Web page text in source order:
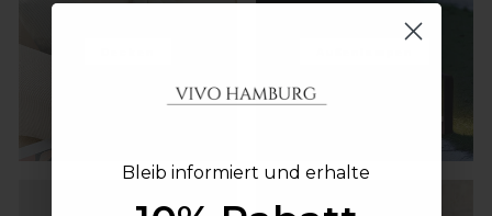
Bleib informiert und erhalte
Bleib informiert und erhalte